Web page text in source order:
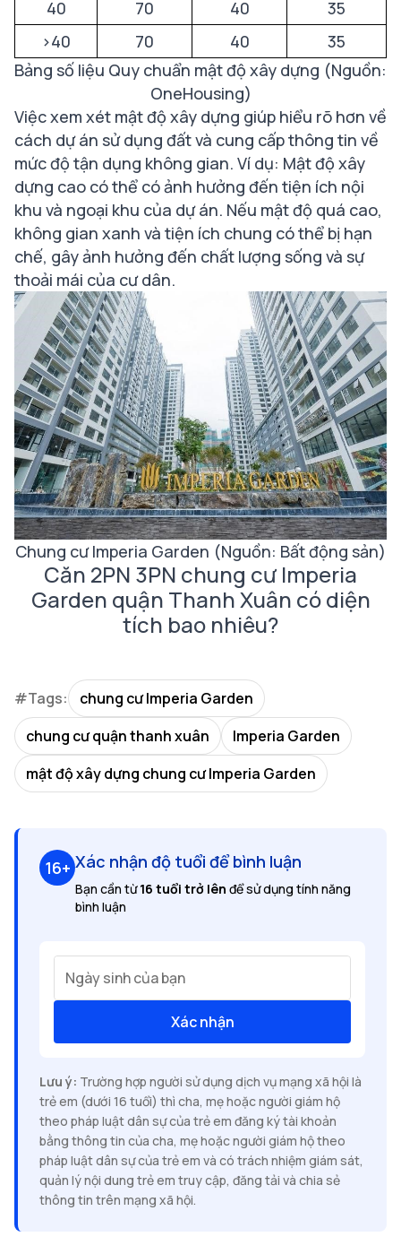
40
70 40
35
>40
70 40
35
Bảng số liệu Quy chuẩn mật độ xây dựng (Nguồn:
OneHousing)
Việc xem xét mật độ xây dựng giúp hiểu rõ hơn về
cách dự án sử dụng đất và cung cấp thông tin về
mức độ tận dụng không gian. Ví dụ: Mật độ xây
dựng cao có thể có ảnh hưởng đến tiện ích nội
khu và ngoại khu của dự án. Nếu mật độ quá cao,
không gian xanh và tiện ích chung có thể bị hạn
chế, gây ảnh hưởng đến chất lượng sống và sự
thoải mái của cư dân.
Chung cư Imperia Garden (Nguồn: Bất động sản)
Căn 2PN 3PN chung cư Imperia
Garden quận Thanh Xuân có diện
tích bao nhiêu?
#Tags:
chung cư Imperia Garden
chung cư quận thanh xuân
Imperia Garden
mật độ xây dựng chung cư Imperia Garden
16+ Xác nhận độ tuổi để bình luận
Bạn cần từ16 tuổi trở lên để sử dụng tính năng
bình luận
Ngày sinh của bạn
Xác nhận
Lưu ý: Trường hợp người sử dụng dịch vụ mạng xã hội là
trẻ em (dưới 16 tuổi) thì cha, mẹ hoặc người giám hộ
theo pháp luật dân sự của trẻ em đăng ký tài khoản
bằng thông tin của cha, mẹ hoặc người giám hộ theo
pháp luật dân sự của trẻ em và có trách nhiệm giám sát,
quản lý nội dung trẻ em truy cập, đăng tải và chia sẻ
thông tin trên mạng xã hội.